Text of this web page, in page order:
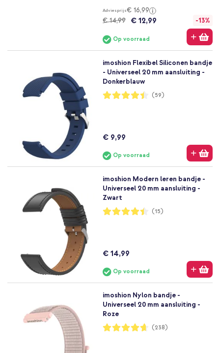
Adviesprijs€ 16,99
€ 14,99
€ 12,99 -13%
Op voorraad
imoshion Flexibel Siliconen bandje
- Universeel 20 mm aansluiting -
Donkerblauw
Waardering:
89%
(59)
€ 9,99
Op voorraad
imoshion Modern leren bandje -
Universeel 20 mm aansluiting -
Zwart
Waardering:
88%
(15)
€ 14,99
Op voorraad
imoshion Nylon bandje -
Universeel 20 mm aansluiting -
Roze
Waardering:
93%
(238)